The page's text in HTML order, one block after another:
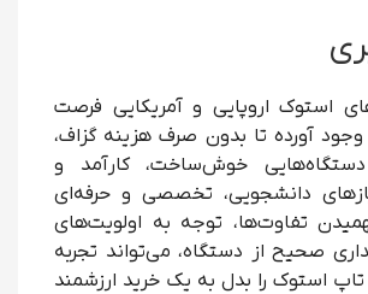
استوک اروپایی و آمریکایی فرصت
وجود آورده تا بدون صرف هزینه گزاف،
خوش‌ساخت، کارآمد و
دانشجویی، تخصصی و حرفه‌ای
تفاوت‌ها، توجه به اولویت‌های
صحیح از دستگاه، می‌تواند تجربه
استوک را بدل به یک خرید ارزشمند